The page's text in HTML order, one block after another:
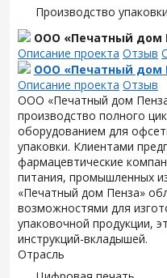
Производство упаковки
ООО «Печатный дом
Описание проекта Отзыв
ООО «Печатный дом
Описание проекта Отзыв
ООО «Печатный дом
производство полного
оборудованием для
упаковки. Клиентами
фармацевтические
питания, промышленных
«Печатный дом Пенза»
возможностями для
упаковочной продукции,
инструкций-вкладышей.
Отрасль